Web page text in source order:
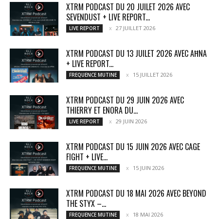
XTRM PODCAST DU 20 JUILET 2026 AVEC
SEVENDUST + LIVE REPORT...
LIVE REPORT 27 JUILLET 2026
XTRM PODCAST DU 13 JUILET 2026 AVEC AĦNA
+ LIVE REPORT...
FREQUENCE MUTINE 15 JUILLET 2026
XTRM PODCAST DU 29 JUIN 2026 AVEC
THIERRY ET ENORA DU...
LIVE REPORT 29 JUIN 2026
XTRM PODCAST DU 15 JUIN 2026 AVEC CAGE
FIGHT + LIVE...
FREQUENCE MUTINE 15 JUIN 2026
XTRM PODCAST DU 18 MAI 2026 AVEC BEYOND
THE STYX –...
FREQUENCE MUTINE 18 MAI 2026